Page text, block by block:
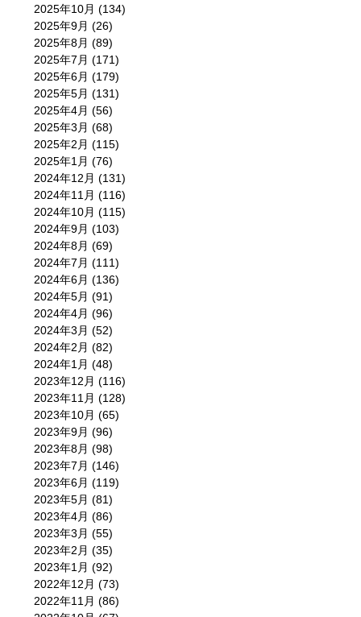
2025年10月 (134)
2025年9月 (26)
2025年8月 (89)
2025年7月 (171)
2025年6月 (179)
2025年5月 (131)
2025年4月 (56)
2025年3月 (68)
2025年2月 (115)
2025年1月 (76)
2024年12月 (131)
2024年11月 (116)
2024年10月 (115)
2024年9月 (103)
2024年8月 (69)
2024年7月 (111)
2024年6月 (136)
2024年5月 (91)
2024年4月 (96)
2024年3月 (52)
2024年2月 (82)
2024年1月 (48)
2023年12月 (116)
2023年11月 (128)
2023年10月 (65)
2023年9月 (96)
2023年8月 (98)
2023年7月 (146)
2023年6月 (119)
2023年5月 (81)
2023年4月 (86)
2023年3月 (55)
2023年2月 (35)
2023年1月 (92)
2022年12月 (73)
2022年11月 (86)